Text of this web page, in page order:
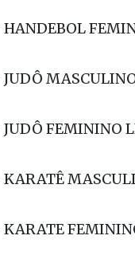
- HANDEBOL
- HANDEBOL
- JUDÔ
- JUDÔ FEMININO
- KARATÊ